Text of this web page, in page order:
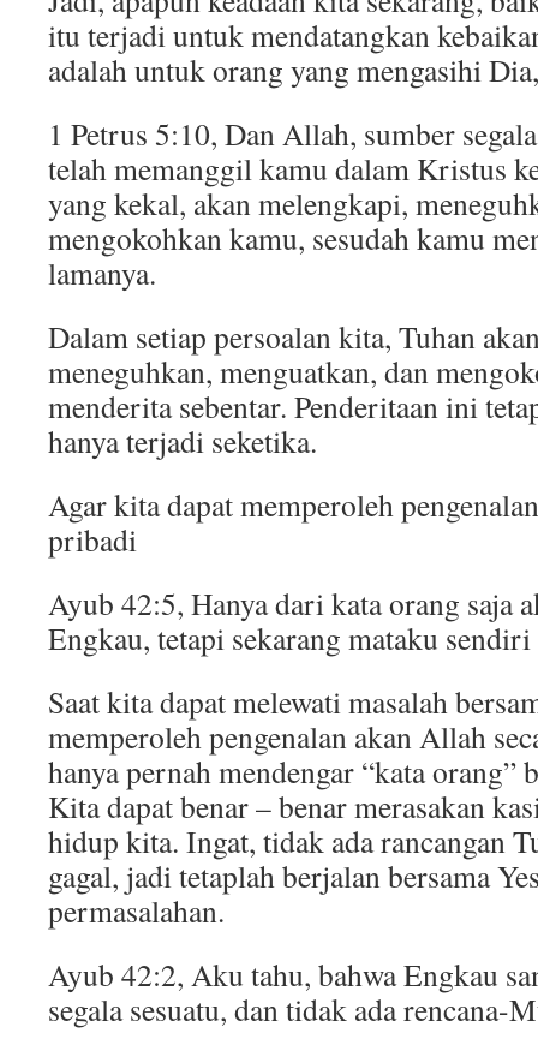
itu terjadi untuk mendatangkan
adalah untuk orang yang mengasihi
1 Petrus 5:10, Dan Allah, sumber
telah memanggil kamu dalam Kristus
yang kekal, akan melengkapi,
mengokohkan kamu, sesudah kamu
lamanya.
Dalam setiap persoalan kita, Tuhan
meneguhkan, menguatkan, dan
menderita sebentar. Penderitaan ini
hanya terjadi seketika.
Agar kita dapat memperoleh
pribadi
Ayub 42:5, Hanya dari kata orang saja
Engkau, tetapi sekarang mataku
Saat kita dapat melewati masalah
memperoleh pengenalan akan Allah
hanya pernah mendengar “kata orang”
Kita dapat benar – benar merasakan
hidup kita. Ingat, tidak ada rancangan
gagal, jadi tetaplah berjalan bersama
permasalahan.
Ayub 42:2, Aku tahu, bahwa Engkau
segala sesuatu, dan tidak ada rencana-